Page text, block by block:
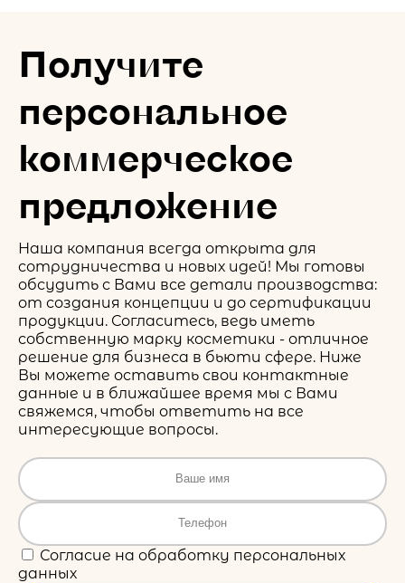
Получите
персональное
коммерческое
предложение
Наша компания всегда открыта для
сотрудничества и новых идей! Мы готовы
обсудить с Вами все детали производства:
от создания концепции и до сертификации
продукции. Согласитесь, ведь иметь
собственную марку косметики - отличное
решение для бизнеса в бьюти сфере. Ниже
Вы можете оставить свои контактные
данные и в ближайшее время мы с Вами
свяжемся, чтобы ответить на все
интересующие вопросы.
Согласие на обработку персональных
данных